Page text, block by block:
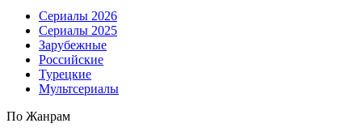
Сериалы 2026
Сериалы 2025
Зарубежные
Российские
Турецкие
Мультсериалы
По Жанрам